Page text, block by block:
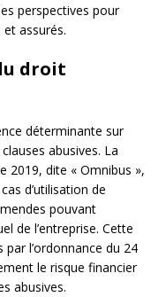
perspectives pour
et assurés.
droit
déterminante sur
abusives. La
2019, dite « Omnibus »,
d’utilisation de
pouvant
de l’entreprise. Cette
l’ordonnance du 24
le risque financier
abusives.